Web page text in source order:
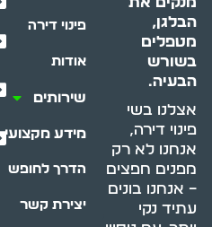
הבלגן,
מטפלים
בשורש
הבעיה.
אצלנו בשי
פינוי דירה,
אנחנו לא רק
מפנים חפצים
– אנחנו בונים
עתיד נקי
פינוי דירה
אודות
שירותים
מידע מקצועי
הדרך לחופש
יצירת קשר